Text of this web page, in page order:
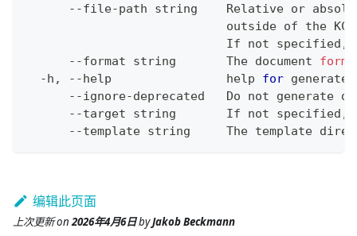
--file-path string    Relative or
outside of the
If not
      --format string       The document
  -h, --help
help for generate
--ignore-deprecated   Do not generate
--target string       If not
--template string     The template
编辑此页面
上次更新on2026年4月6日byJakob Beckmann